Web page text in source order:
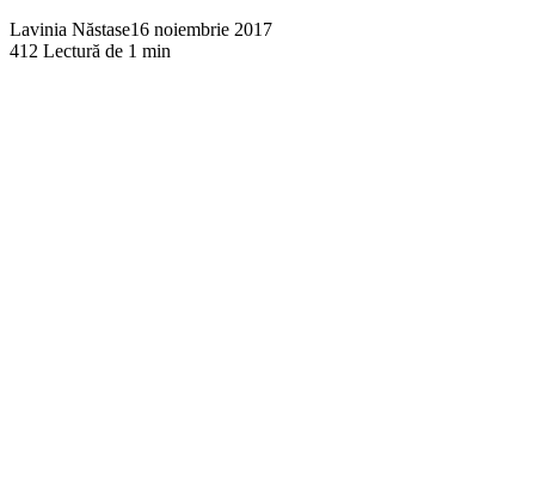
Lavinia Năstase16 noiembrie 2017
412 Lectură de 1 min